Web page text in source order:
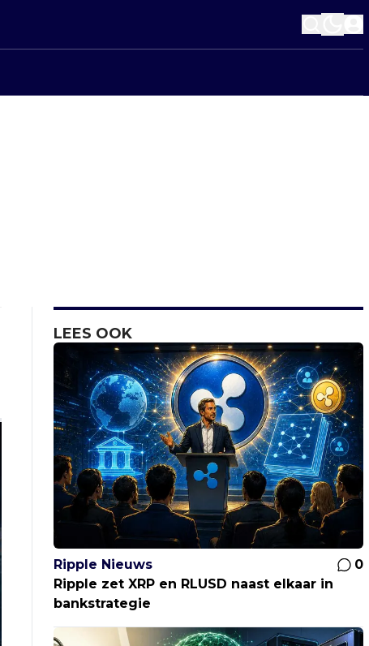
LEES OOK
Ripple Nieuws
0
Ripple zet XRP en RLUSD naast elkaar in
bankstrategie